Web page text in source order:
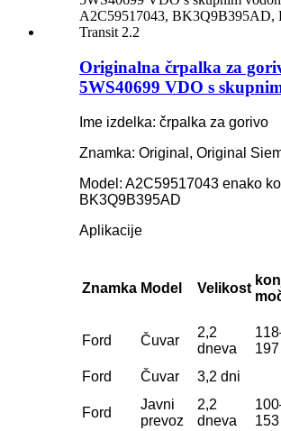
Originalna črpalka za
5WS40699 VDO s
Ime izdelka: črpalka za gorivo
Znamka: Original, Original
Model: A2C59517043 enako
BK3Q9B395AD
Aplikacije
Znamka Model Velikost
Ford
Čuvar
2,2
dneva
197
Ford
Čuvar 3,2 dni
Ford
Javni
prevoz
2,2
dneva
153